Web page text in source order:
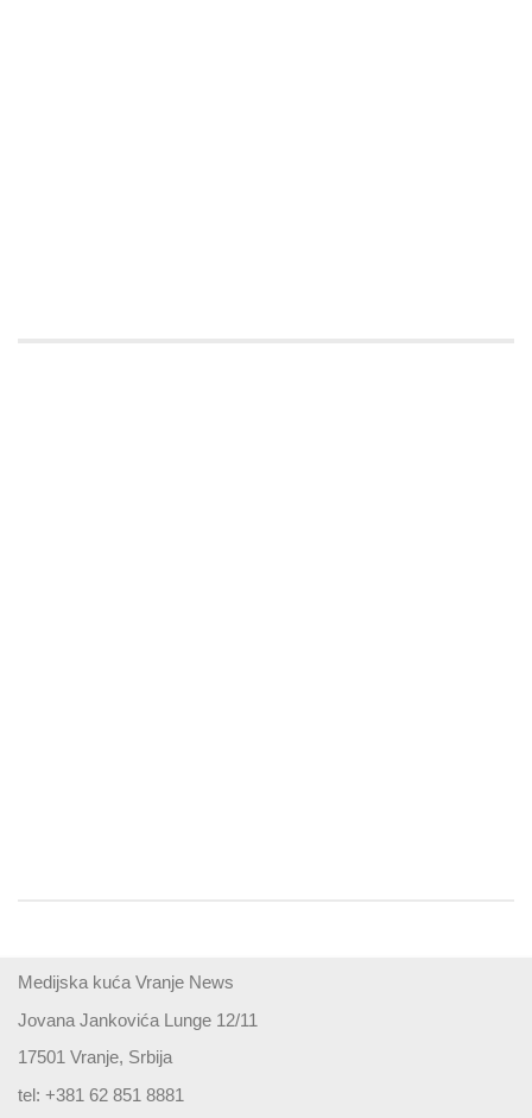
Medijska kuća Vranje News
Jovana Jankovića Lunge 12/11
17501 Vranje, Srbija
tel: +381 62 851 8881